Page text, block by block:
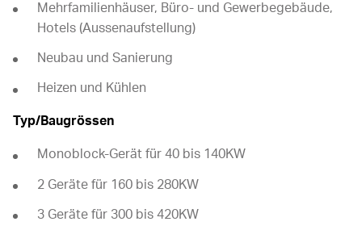
Mehrfamilienhäuser, Büro- und Gewerbegebäude,
Hotels (Aussenaufstellung)
Neubau und Sanierung
Heizen und Kühlen
Typ/Baugrössen
Monoblock-Gerät für 40 bis 140KW
2 Geräte für 160 bis 280KW
3 Geräte für 300 bis 420KW